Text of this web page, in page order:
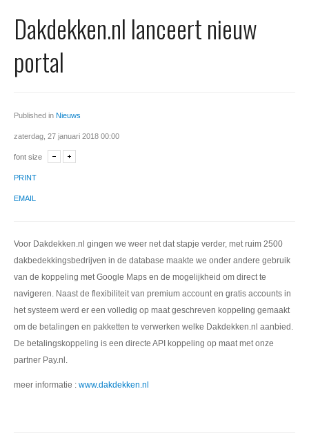
Domeinnaam registreren
SSL certificaat
Dakdekken.nl lanceert nieuw
portal
Published in Nieuws
zaterdag, 27 januari 2018 00:00
font size
PRINT
EMAIL
Voor Dakdekken.nl gingen we weer net dat stapje verder, met ruim 2500
dakbedekkingsbedrijven in de database maakte we onder andere gebruik
van de koppeling met Google Maps en de mogelijkheid om direct te
navigeren. Naast de flexibiliteit van premium account en gratis accounts in
het systeem werd er een volledig op maat geschreven koppeling gemaakt
om de betalingen en pakketten te verwerken welke Dakdekken.nl aanbied.
De betalingskoppeling is een directe API koppeling op maat met onze
partner Pay.nl.
meer informatie : www.dakdekken.nl